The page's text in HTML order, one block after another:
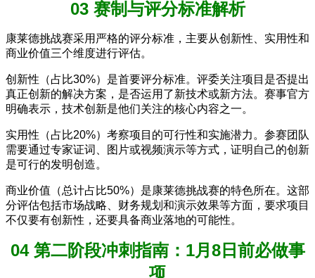
03 赛制与评分标准解析
康莱德挑战赛采用严格的评分标准，主要从创新性、实用性和
商业价值三个维度进行评估。
创新性（占比30%）是首要评分标准。评委关注项目是否提出
真正创新的解决方案，是否运用了新技术或新方法。赛事官方
明确表示，技术创新是他们关注的核心内容之一。
实用性（占比20%）考察项目的可行性和实施潜力。参赛团队
需要通过专家证词、图片或视频演示等方式，证明自己的创新
是可行的发明创造。
商业价值（总计占比50%）是康莱德挑战赛的特色所在。这部
分评估包括市场战略、财务规划和演示效果等方面，要求项目
不仅要有创新性，还要具备商业落地的可能性。
04 第二阶段冲刺指南：1月8日前必做事
项